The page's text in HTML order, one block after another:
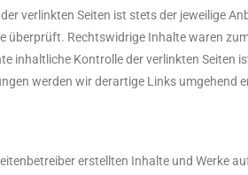
verlinkten Seiten ist stets der jeweilige
überprüft. Rechtswidrige Inhalte waren
inhaltliche Kontrolle der verlinkten
werden wir derartige Links umgehend
erstellten Inhalte und Werke